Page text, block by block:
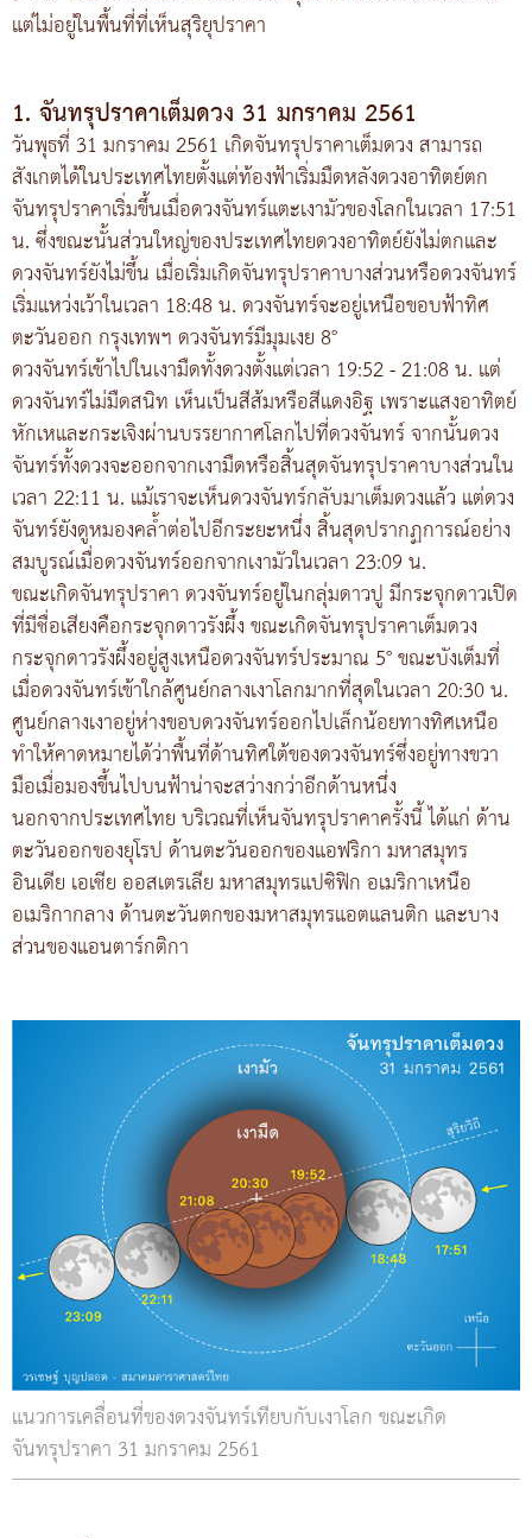
แต่ไม่อยู่ในพื้นที่ที่เห็นสุริยุปราคา
1. จันทรุปราคาเต็มดวง 31 มกราคม 2561
วันพุธที่ 31 มกราคม 2561 เกิดจันทรุปราคาเต็มดวง สามารถ
สังเกตได้ในประเทศไทยตั้งแต่ท้องฟ้าเริ่มมืดหลังดวงอาทิตย์ตก
จันทรุปราคาเริ่มขึ้นเมื่อดวงจันทร์แตะเงามัวของโลกในเวลา 17:51
น. ซึ่งขณะนั้นส่วนใหญ่ของประเทศไทยดวงอาทิตย์ยังไม่ตกและ
ดวงจันทร์ยังไม่ขึ้น เมื่อเริ่มเกิดจันทรุปราคาบางส่วนหรือดวงจันทร์
เริ่มแหว่งเว้าในเวลา 18:48 น. ดวงจันทร์จะอยู่เหนือขอบฟ้าทิศ
ตะวันออก กรุงเทพฯ ดวงจันทร์มีมุมเงย 8°
ดวงจันทร์เข้าไปในเงามืดทั้งดวงตั้งแต่เวลา 19:52 - 21:08 น. แต่
ดวงจันทร์ไม่มืดสนิท เห็นเป็นสีส้มหรือสีแดงอิฐ เพราะแสงอาทิตย์
หักเหและกระเจิงผ่านบรรยากาศโลกไปที่ดวงจันทร์ จากนั้นดวง
จันทร์ทั้งดวงจะออกจากเงามืดหรือสิ้นสุดจันทรุปราคาบางส่วนใน
เวลา 22:11 น. แม้เราจะเห็นดวงจันทร์กลับมาเต็มดวงแล้ว แต่ดวง
จันทร์ยังดูหมองคล้ำต่อไปอีกระยะหนึ่ง สิ้นสุดปรากฏการณ์อย่าง
สมบูรณ์เมื่อดวงจันทร์ออกจากเงามัวในเวลา 23:09 น.
ขณะเกิดจันทรุปราคา ดวงจันทร์อยู่ในกลุ่มดาวปู มีกระจุกดาวเปิด
ที่มีชื่อเสียงคือกระจุกดาวรังผึ้ง ขณะเกิดจันทรุปราคาเต็มดวง
กระจุกดาวรังผึ้งอยู่สูงเหนือดวงจันทร์ประมาณ 5° ขณะบังเต็มที่
เมื่อดวงจันทร์เข้าใกล้ศูนย์กลางเงาโลกมากที่สุดในเวลา 20:30 น.
ศูนย์กลางเงาอยู่ห่างขอบดวงจันทร์ออกไปเล็กน้อยทางทิศเหนือ
ทำให้คาดหมายได้ว่าพื้นที่ด้านทิศใต้ของดวงจันทร์ซึ่งอยู่ทางขวา
มือเมื่อมองขึ้นไปบนฟ้าน่าจะสว่างกว่าอีกด้านหนึ่ง
นอกจากประเทศไทย บริเวณที่เห็นจันทรุปราคาครั้งนี้ ได้แก่ ด้าน
ตะวันออกของยุโรป ด้านตะวันออกของแอฟริกา มหาสมุทร
อินเดีย เอเชีย ออสเตรเลีย มหาสมุทรแปซิฟิก อเมริกาเหนือ
อเมริกากลาง ด้านตะวันตกของมหาสมุทรแอตแลนติก และบาง
ส่วนของแอนตาร์กติกา
แนวการเคลื่อนที่ของดวงจันทร์เทียบกับเงาโลก ขณะเกิด
จันทรุปราคา 31 มกราคม 2561